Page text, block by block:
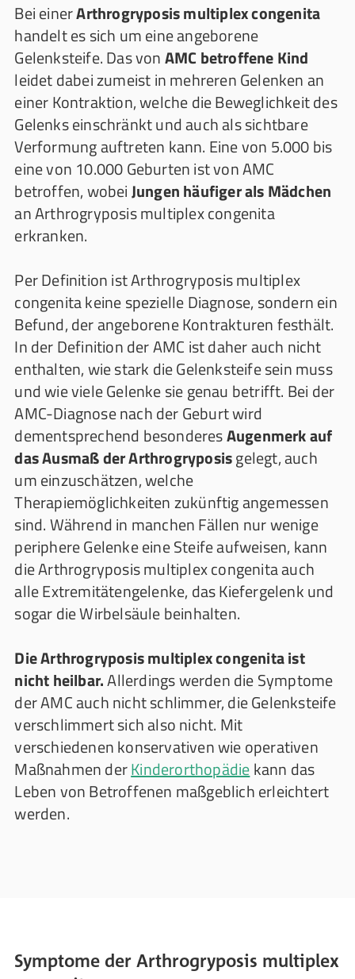
Bei einerArthrogryposis multiplex congenita
handelt es sich um eine angeborene
Gelenksteife. Das vonAMC betroffene Kind
leidet dabei zumeist in mehreren Gelenken an
einer Kontraktion, welche die Beweglichkeit des
Gelenks einschränkt und auch als sichtbare
Verformung auftreten kann. Eine von 5.000 bis
eine von 10.000 Geburten ist von AMC
betroffen, wobeiJungen häufiger als Mädchen
an Arthrogryposis multiplex congenita
erkranken.
Per Definition ist Arthrogryposis multiplex
congenita keine spezielle Diagnose, sondern ein
Befund, der angeborene Kontrakturen festhält.
In der Definition der AMC ist daher auch nicht
enthalten, wie stark die Gelenksteife sein muss
und wie viele Gelenke sie genau betrifft. Bei der
AMC-Diagnose nach der Geburt wird
dementsprechend besonderesAugenmerk auf
das Ausmaß der Arthrogryposisgelegt, auch
um einzuschätzen, welche
Therapiemöglichkeiten zukünftig angemessen
sind. Während in manchen Fällen nur wenige
periphere Gelenke eine Steife aufweisen, kann
die Arthrogryposis multiplex congenita auch
alle Extremitätengelenke, das Kiefergelenk und
sogar die Wirbelsäule beinhalten.
Die Arthrogryposis multiplex congenita ist
nicht heilbar.Allerdings werden die Symptome
der AMC auch nicht schlimmer, die Gelenksteife
verschlimmert sich also nicht. Mit
verschiedenen konservativen wie operativen
Maßnahmen derKinderorthopädiekann das
Leben von Betroffenen maßgeblich erleichtert
werden.
Symptome der Arthrogryposis multiplex